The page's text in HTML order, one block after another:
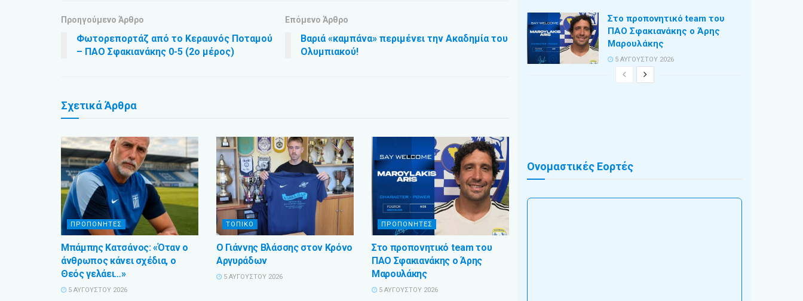
Προηγούμενο Άρθρο
Φωτορεπορτάζ από το Κεραυνός Ποταμού
– ΠΑΟ Σφακιανάκης 0-5 (2ο μέρος)
Επόμενο Άρθρο
Βαριά «καμπάνα» περιμένει την Ακαδημία του
Ολυμπιακού!
ΣχετικάΆρθρα
ΠΡΟΠΟΝΗΤΕΣ
Μπάμπης Κατσάνος: «Όταν ο
άνθρωπος κάνει σχέδια, ο
Θεός γελάει…»
5 ΑΥΓΟΎΣΤΟΥ 2026
ΤΟΠΙΚΟ
Ο Γιάννης Βλάσσης στον Κρόνο
Αργυράδων
5 ΑΥΓΟΎΣΤΟΥ 2026
ΠΡΟΠΟΝΗΤΕΣ
Στο προπονητικό team του
ΠΑΟ Σφακιανάκης ο Άρης
Μαρουλάκης
5 ΑΥΓΟΎΣΤΟΥ 2026
Στο προπονητικό team του
ΠΑΟ Σφακιανάκης ο Άρης
Μαρουλάκης
5 ΑΥΓΟΎΣΤΟΥ 2026
Ονομαστικές Εορτές